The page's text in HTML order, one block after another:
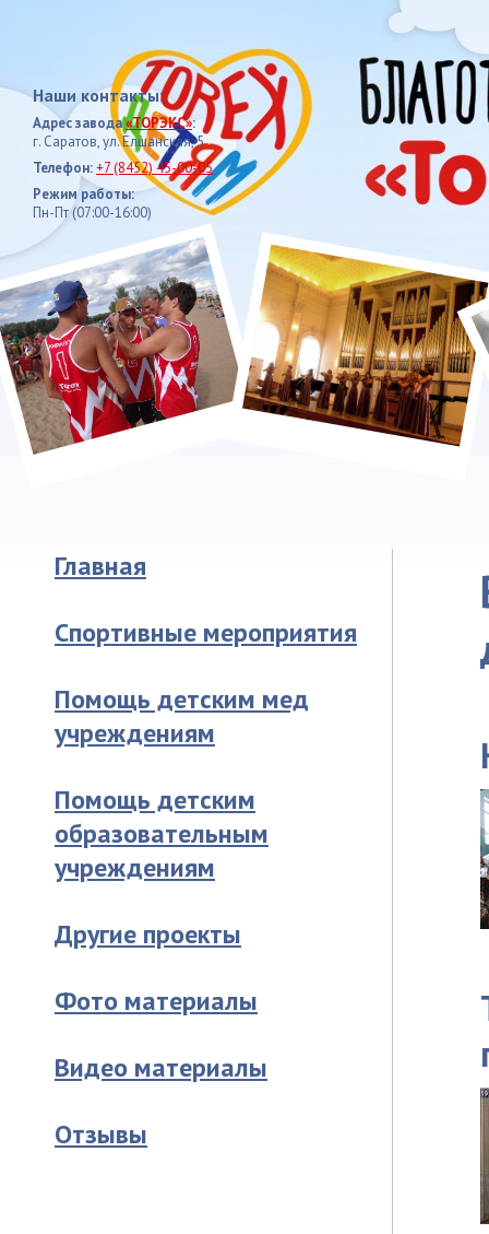
Наши контакты:
Адрес завода«ТОРЭКС»:
г. Саратов, ул. Елшанская, 5
Телефон:+7 (8452) 45-00-05
Режим работы:
Пн-Пт (07:00-16:00)
Главная
Спортивные мероприятия
Помощь детским мед
учреждениям
Помощь детским
образовательным
учреждениям
Другие проекты
Фото материалы
Видео материалы
Отзывы